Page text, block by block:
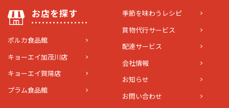
お店を探す
ポルカ食品館
キョーエイ加茂川店
キョーエイ賀陽店
プラム食品館
季節を味わうレシピ
買物代行サービス
配達サービス
会社情報
お知らせ
お問い合わせ